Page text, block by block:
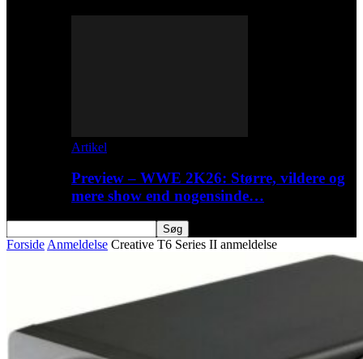
Artikel
Preview – WWE 2K26: Større, vildere og
mere show end nogensinde…
Forside Anmeldelse Creative T6 Series II anmeldelse